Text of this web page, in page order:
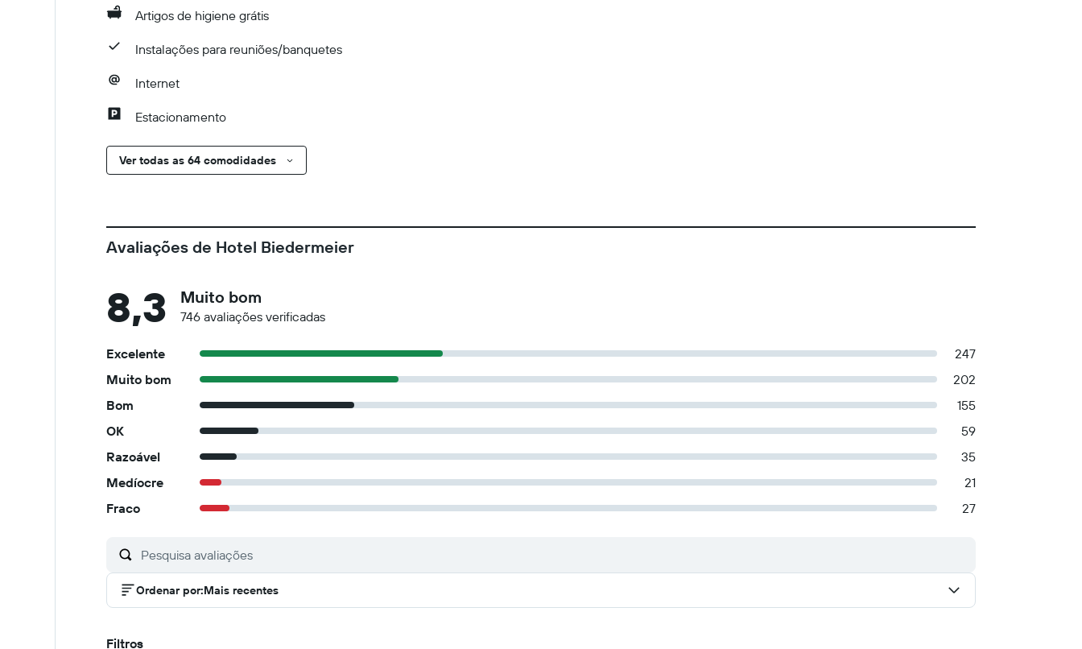
Artigos de higiene grátis
Instalações para reuniões/banquetes
Internet
Estacionamento
Ver todas as 64 comodidades
Avaliações de Hotel Biedermeier
8,3 Muito bom
746 avaliações verificadas
Excelente
247
Muito bom
202
Bom
155
OK
59
Razoável
35
Medíocre
21
Fraco
27
Ordenar por:Mais recentes
Filtros